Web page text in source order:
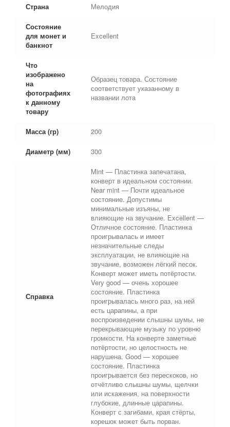
Страна Мелодия
Состояние
для монет и
банкнот
Excellent
Что
изображено
на
фотографиях
к данному
товару
Образец товара. Состояние
соответствует указанному в
названии лота
Масса (гр) 200
Диаметр (мм) 300
Справка
Mint — Пластинка запечатана,
конверт в идеальном состоянии.
Near mint — Почти идеальное
состояние. Допустимы
минимальные изъяны, не
влияющие на звучание. Excellent —
Отличное состояние. Пластинка
проигрывалась и имеет
незначительные следы
эксплуатации, не влияющие на
звучание, возможен лёгкий песок.
Конверт может иметь потёртости.
Very good — очень хорошее
состояние. Пластинка
проигрывалась много раз, на ней
есть царапины, а при
воспроизведении слышны шумы, не
перекрывающие музыку по уровню
громкости. На конверте заметные
потёртости, но целостность не
нарушена. Good — хорошее
состояние. Пластинка
проигрывается без перескоков, но
отчётливо слышны шумы, щелчки
или искажения, на поверхности
глубокие, длинные царапины.
Конверт с загибами, края стёрты,
корешок может быть порван.